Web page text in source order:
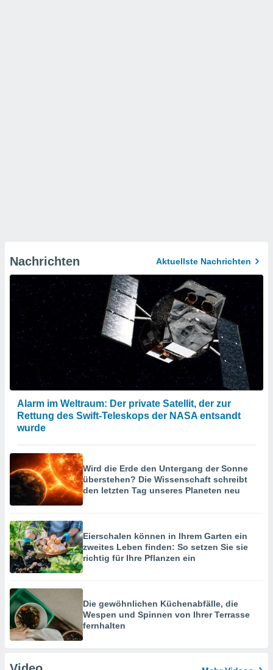
Nachrichten Aktuellste Nachrichten
Alarm im Weltraum: Der private Satellit, der zur
Rettung des Swift-Teleskops der NASA entsandt
wurde
Wird die Erde den Untergang der Sonne
überstehen? Die Wissenschaft schreibt
den letzten Tag unseres Planeten neu
Eierschalen können in Ihrem Garten ein
zweites Leben finden: So setzen Sie sie
richtig für Ihre Pflanzen ein
Die gewöhnlichen Küchenabfälle, die
Wespen und Spinnen von Ihrer Terrasse
fernhalten